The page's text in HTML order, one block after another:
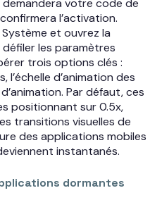
votre code de
l’activation.
et ouvrez la
les paramètres
trois options clés :
l’échelle d’animation des
Par défaut, ces
positionnant sur 0.5x,
transitions visuelles de
des applications mobiles
instantanés.
dormantes